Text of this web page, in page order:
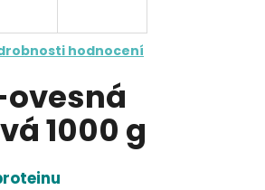
hodnocení
1000 g